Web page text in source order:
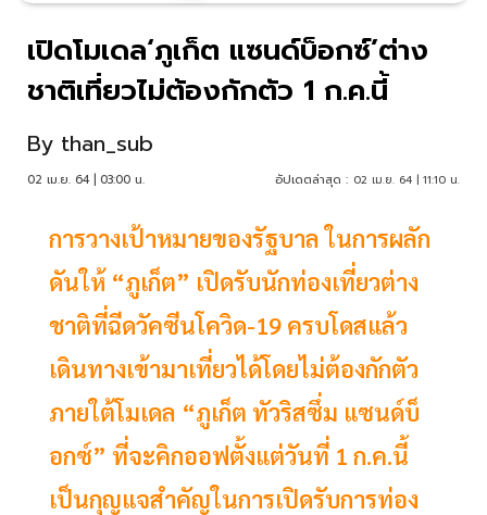
เปิดโมเดล‘ภูเก็ต แซนด์บ็อกซ์’ต่าง
ชาติเที่ยวไม่ต้องกักตัว 1 ก.ค.นี้
By than_sub
02 เม.ย. 64 | 03:00 น. อัปเดตล่าสุด : 02 เม.ย. 64 | 11:10 น.
การวางเป้าหมายของรัฐบาล ในการผลัก
ดันให้ “ภูเก็ต” เปิดรับนักท่องเที่ยวต่าง
ชาติที่ฉีดวัคซีนโควิด-19 ครบโดสแล้ว
เดินทางเข้ามาเที่ยวได้โดยไม่ต้องกักตัว
ภายใต้โมเดล “ภูเก็ต ทัวริสซึ่ม แซนด์บ็
อกซ์” ที่จะคิกออฟตั้งแต่วันที่ 1 ก.ค.นี้
เป็นกุญแจสำคัญในการเปิดรับการท่อง